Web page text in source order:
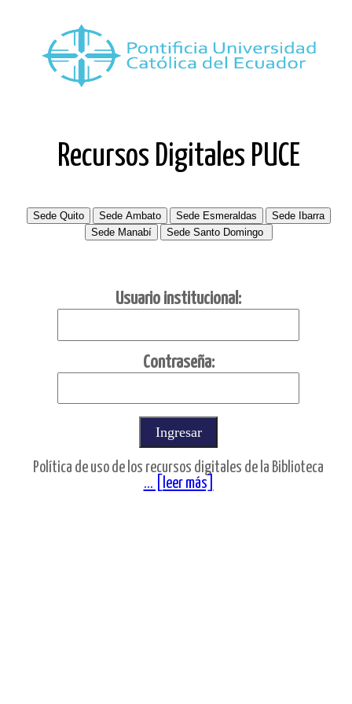
Recursos Digitales PUCE
Usuario institucional:
Contraseña:
Política de uso de los recursos digitales de la Biblioteca
... [leer más]